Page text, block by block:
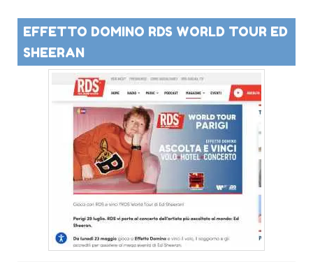
EFFETTO DOMINO RDS WORLD TOUR ED
SHEERAN